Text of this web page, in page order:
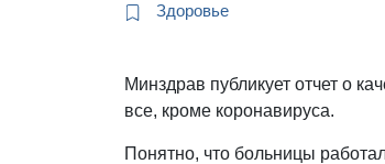
Здоровье
Минздрав публикует отчет о
все, кроме коронавируса.
Понятно, что больницы